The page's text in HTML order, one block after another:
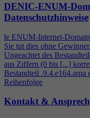
DENIC-ENUM-
Datenschutzhinweise
le ENUM-Internet-
Sie tut dies ohne
Ungeachtet des
aus Ziffern (0 bis [...]
Bestandteil .9.4.e164.arpa
Reihenfolge
Kontakt &